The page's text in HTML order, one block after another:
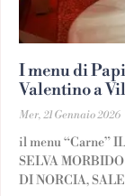
I menu di
Valentino a
Mer, 21 Gennaio 2026
il menu “Carne”
SELVA
DI NORCIA,